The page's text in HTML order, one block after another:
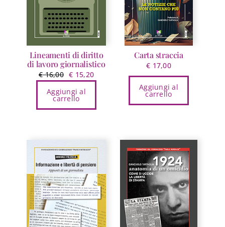
Lineamenti di diritto
di lavoro giornalistico
€16,00 Il
originale
era:
€ 15,20Il
è:
Aggiungi al
carrello
Carta straccia
€ 17,00
Aggiungi al
carrello